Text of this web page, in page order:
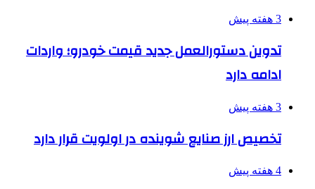
3 هفته پیش
تدوین دستورالعمل جدید قیمت خودرو؛ واردات
ادامه دارد
3 هفته پیش
تخصیص ارز صنایع شوینده در اولویت قرار دارد
4 هفته پیش